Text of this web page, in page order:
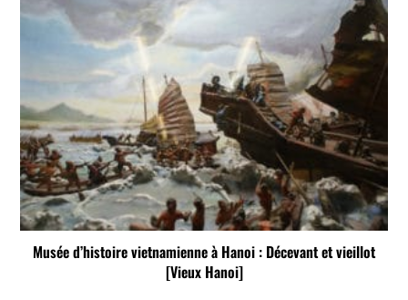
Musée d’histoire vietnamienne à Hanoi : Décevant et vieillot
[Vieux Hanoi]